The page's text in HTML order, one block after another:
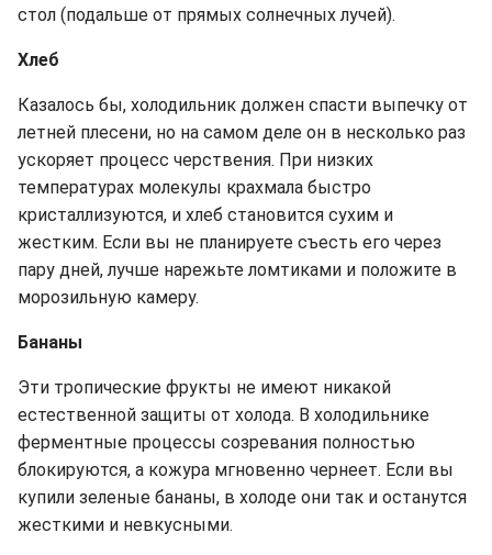
стол (подальше от прямых солнечных лучей).
Хлеб
Казалось бы, холодильник должен спасти выпечку от
летней плесени, но на самом деле он в несколько раз
ускоряет процесс черствения. При низких
температурах молекулы крахмала быстро
кристаллизуются, и хлеб становится сухим и
жестким. Если вы не планируете съесть его через
пару дней, лучше нарежьте ломтиками и положите в
морозильную камеру.
Бананы
Эти тропические фрукты не имеют никакой
естественной защиты от холода. В холодильнике
ферментные процессы созревания полностью
блокируются, а кожура мгновенно чернеет. Если вы
купили зеленые бананы, в холоде они так и останутся
жесткими и невкусными.